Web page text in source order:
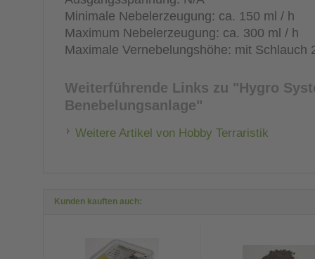
Minimale Nebelerzeugung: ca. 150 ml / h
Maximum Nebelerzeugung: ca. 300 ml / h
Maximale Vernebelungshöhe: mit Schlauch
Weiterführende Links zu "Hygro
Benebelungsanlage"
Weitere Artikel von Hobby Terraristik
Kunden kauften auch: